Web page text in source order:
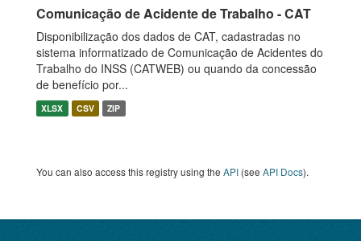
Comunicação de Acidente de Trabalho - CAT
Disponibilização dos dados de CAT, cadastradas no
sistema informatizado de Comunicação de Acidentes do
Trabalho do INSS (CATWEB) ou quando da concessão
de benefício por...
XLSX CSV ZIP
You can also access this registry using the API (see API Docs).